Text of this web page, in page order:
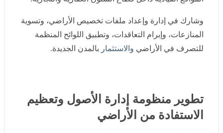
وشارك في إدارة وإعداد ملفات تخصيص الأراضي، وتسوية
المنازعات، وإبرام التعاقدات، وتطبيق اللوائح المنظمة
للتصرف في الأراضي
والاستثمار بالمدن الجديدة.
تطوير منظومة إدارة الأصول وتعظيم
الاستفادة من الأراضي